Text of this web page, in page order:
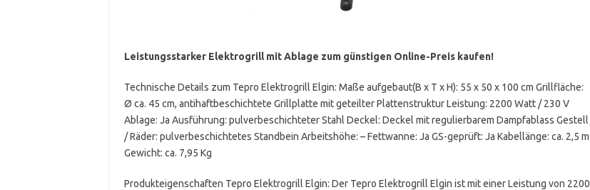
Leistungsstarker Elektrogrill mit Ablage zum günstigen Online-Preis kaufen!
Technische Details zum Tepro Elektrogrill Elgin: Maße aufgebaut(B x T x H): 55 x 50 x 100 cm Grillfläche:
Ø ca. 45 cm, antihaftbeschichtete Grillplatte mit geteilter Plattenstruktur Leistung: 2200 Watt / 230 V
Ablage: Ja Ausführung: pulverbeschichteter Stahl Deckel: Deckel mit regulierbarem Dampfablass Gestell
/ Räder: pulverbeschichtetes Standbein Arbeitshöhe: – Fettwanne: Ja GS-geprüft: Ja Kabellänge: ca. 2,5 m
Gewicht: ca. 7,95 Kg
Produkteigenschaften Tepro Elektrogrill Elgin: Der Tepro Elektrogrill Elgin ist mit einer Leistung von 2200